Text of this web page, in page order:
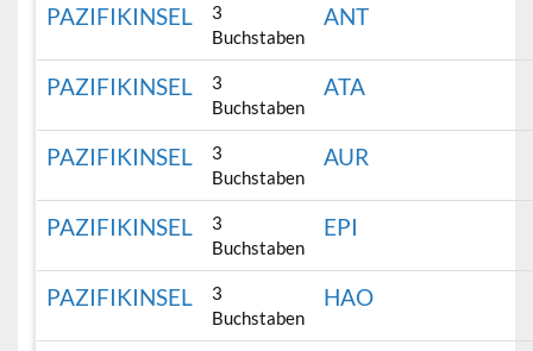
PAZIFIKINSEL
3
Buchstaben
ANT
PAZIFIKINSEL
3
Buchstaben
ATA
PAZIFIKINSEL
3
Buchstaben
AUR
PAZIFIKINSEL
3
Buchstaben
EPI
PAZIFIKINSEL
3
Buchstaben
HAO